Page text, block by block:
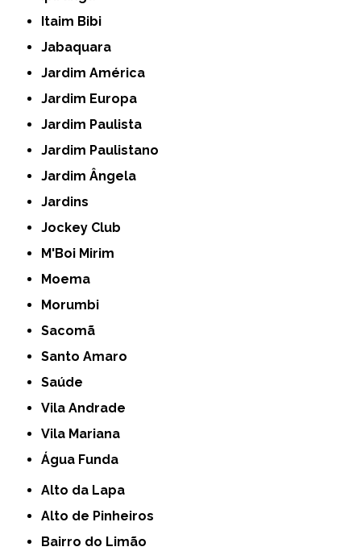
Itaim Bibi
Jabaquara
Jardim América
Jardim Europa
Jardim Paulista
Jardim Paulistano
Jardim Ângela
Jardins
Jockey Club
M'Boi Mirim
Moema
Morumbi
Sacomã
Santo Amaro
Saúde
Vila Andrade
Vila Mariana
Água Funda
Alto da Lapa
Alto de Pinheiros
Bairro do Limão